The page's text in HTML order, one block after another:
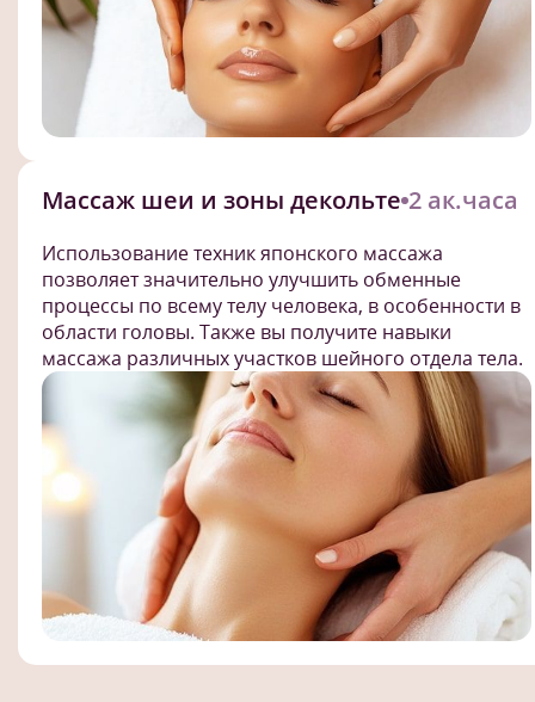
Массаж шеи и зоны декольте 2 ак.часа
Использование техник японского массажа
позволяет значительно улучшить обменные
процессы по всему телу человека, в особенности в
области головы. Также вы получите навыки
массажа различных участков шейного отдела тела.